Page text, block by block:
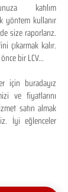
katılım
yöntem kullanır
size raporlarız.
çıkarmak kalır.
bir LCV...
için buradayız
ve fiyatlarını
satın almak
İyi eğlenceler